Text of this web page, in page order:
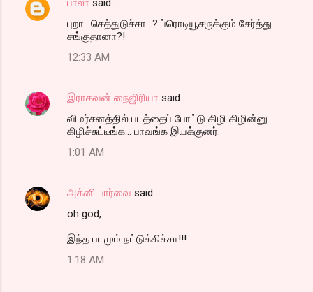
புறா.. செத்துடுச்சா...? ப்ரொடியூசருக்கும் சேர்த்து..
சங்குதானா?!
12:33 AM
இராகவன் நைஜிரியா said…
விமர்சனத்தில் படத்தைப் போட்டு கிழி கிழின்னு
கிழிச்சுட்டீங்க... பாவங்க இயக்குனர்.
1:01 AM
அக்னி பார்வை said…
oh god,
இந்த படமும் நட்டுக்கிச்சா!!!
1:18 AM